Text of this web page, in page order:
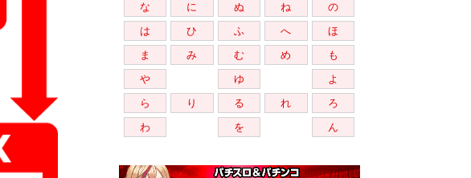
な
に ぬ ね
の
は
ひ ふ へ
ほ
ま
み む め
も
や
ゆ
よ
ら
り る れ
ろ
わ
を ん